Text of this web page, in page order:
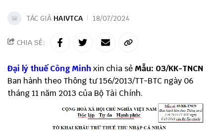
TÁC GIẢ HAIVTCA 18/07/2024
CHIA SẺ:
Đại lý thuế Công Minh xin chia sẻ Mẫu: 03/KK-TNCN
Ban hành theo Thông tư 156/2013/TT-BTC ngày 06
tháng 11 năm 2013 của Bộ Tài Chính.